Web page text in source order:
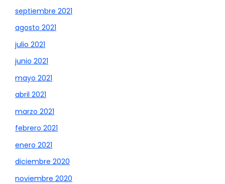
septiembre 2021
agosto 2021
julio 2021
junio 2021
mayo 2021
abril 2021
marzo 2021
febrero 2021
enero 2021
diciembre 2020
noviembre 2020